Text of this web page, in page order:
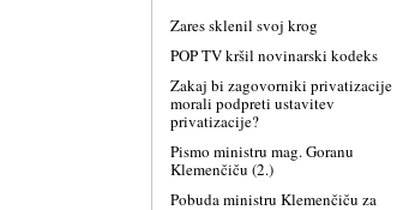
Zares sklenil svoj krog
POP TV kršil novinarski kodeks
Zakaj bi zagovorniki privatizacije
morali podpreti ustavitev
privatizacije?
Pismo ministru mag. Goranu
Klemenčiču (2.)
Pobuda ministru Klemenčiču za